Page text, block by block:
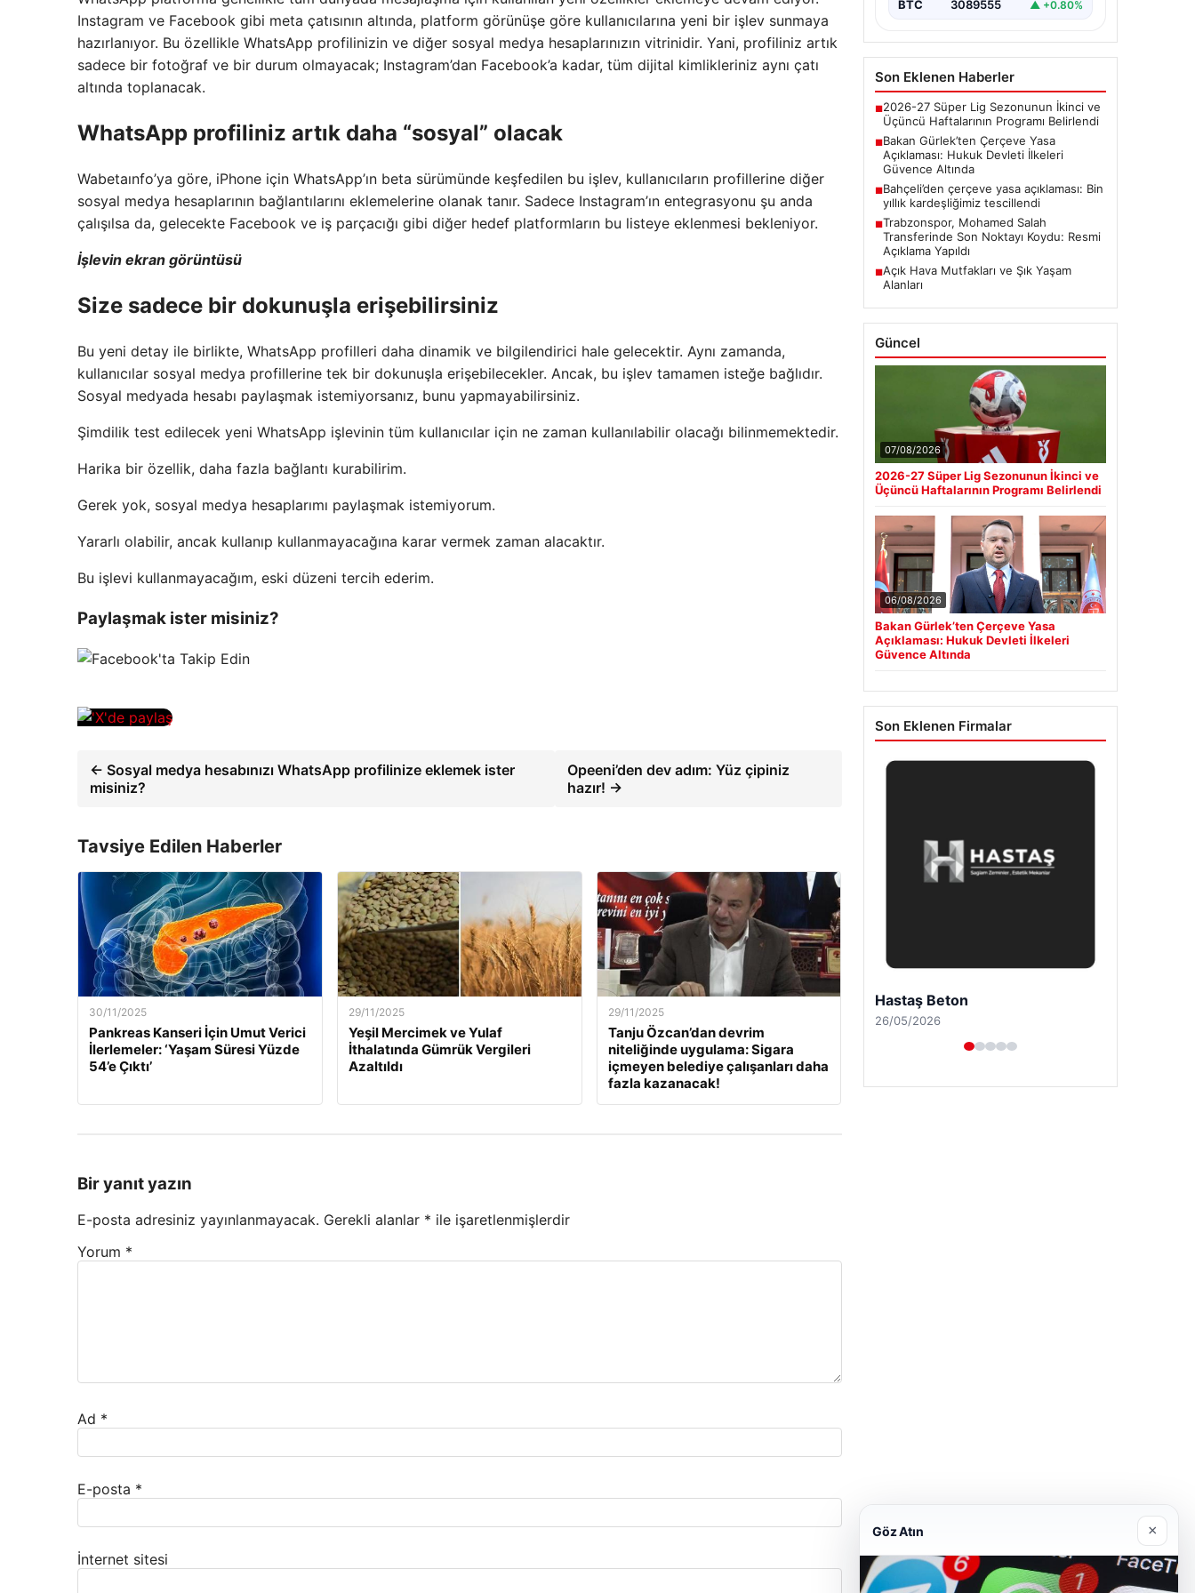
Instagram ve Facebook gibi meta çatısının altında, platform görünüşe göre kullanıcılarına yeni bir işlev sunmaya
hazırlanıyor. Bu özellikle WhatsApp profilinizin ve diğer sosyal medya hesaplarınızın vitrinidir. Yani, profiliniz artık
sadece bir fotoğraf ve bir durum olmayacak; Instagram’dan Facebook’a kadar, tüm dijital kimlikleriniz aynı çatı
altında toplanacak.
WhatsApp profiliniz artık daha “sosyal” olacak
Wabetaınfo’ya göre, iPhone için WhatsApp’ın beta sürümünde keşfedilen bu işlev, kullanıcıların profillerine diğer
sosyal medya hesaplarının bağlantılarını eklemelerine olanak tanır. Sadece Instagram’ın entegrasyonu şu anda
çalışılsa da, gelecekte Facebook ve iş parçacığı gibi diğer hedef platformların bu listeye eklenmesi bekleniyor.
İşlevin ekran görüntüsü
Size sadece bir dokunuşla erişebilirsiniz
Bu yeni detay ile birlikte, WhatsApp profilleri daha dinamik ve bilgilendirici hale gelecektir. Aynı zamanda,
kullanıcılar sosyal medya profillerine tek bir dokunuşla erişebilecekler. Ancak, bu işlev tamamen isteğe bağlıdır.
Sosyal medyada hesabı paylaşmak istemiyorsanız, bunu yapmayabilirsiniz.
Şimdilik test edilecek yeni WhatsApp işlevinin tüm kullanıcılar için ne zaman kullanılabilir olacağı bilinmemektedir.
Harika bir özellik, daha fazla bağlantı kurabilirim.
Gerek yok, sosyal medya hesaplarımı paylaşmak istemiyorum.
Yararlı olabilir, ancak kullanıp kullanmayacağına karar vermek zaman alacaktır.
Bu işlevi kullanmayacağım, eski düzeni tercih ederim.
Paylaşmak ister misiniz?
← Sosyal medya hesabınızı WhatsApp profilinize eklemek ister
misiniz?
Opeeni’den dev adım: Yüz çipiniz
hazır! →
Tavsiye Edilen Haberler
30/11/2025
Pankreas Kanseri İçin Umut Verici
İlerlemeler: ‘Yaşam Süresi Yüzde
54’e Çıktı’
29/11/2025
Yeşil Mercimek ve Yulaf
İthalatında Gümrük Vergileri
Azaltıldı
29/11/2025
Tanju Özcan’dan devrim
niteliğinde uygulama: Sigara
içmeyen belediye çalışanları daha
fazla kazanacak!
Bir yanıt yazın
E-posta adresiniz yayınlanmayacak. Gerekli alanlar * ile işaretlenmişlerdir
Yorum *
Ad *
E-posta *
İnternet sitesi
BTC 3089555 ▲ +0.80%
Son Eklenen Haberler
■2026-27 Süper Lig Sezonunun İkinci ve
Üçüncü Haftalarının Programı Belirlendi
■Bakan Gürlek’ten Çerçeve Yasa
Açıklaması: Hukuk Devleti İlkeleri
Güvence Altında
■Bahçeli’den çerçeve yasa açıklaması: Bin
yıllık kardeşliğimiz tescillendi
■Trabzonspor, Mohamed Salah
Transferinde Son Noktayı Koydu: Resmi
Açıklama Yapıldı
■Açık Hava Mutfakları ve Şık Yaşam
Alanları
Güncel
07/08/2026
2026-27 Süper Lig Sezonunun İkinci ve
Üçüncü Haftalarının Programı Belirlendi
06/08/2026
Bakan Gürlek’ten Çerçeve Yasa
Açıklaması: Hukuk Devleti İlkeleri
Güvence Altında
Son Eklenen Firmalar
Prenses Night Club
29/04/2026
Göz Atın ×